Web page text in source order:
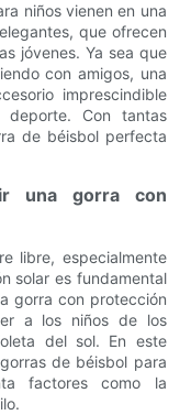
niños vienen en una
que ofrecen
jóvenes. Ya sea que
con amigos, una
imprescindible
deporte. Con tantas
de béisbol perfecta
una gorra con
libre, especialmente
solar es fundamental
gorra con protección
a los niños de los
del sol. En este
de béisbol para
factores como la